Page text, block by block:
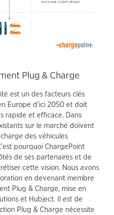
Plug & Charge
est un des facteurs clés
Europe d'ici 2050 et doit
rapide et efficace. Dans
sur le marché doivent
des véhicules
pourquoi ChargePoint
de ses partenaires et de
cette vision. Nous avons
en devenant membre
Plug & Charge, mise en
et Hubject. Il est de
Plug & Charge nécessite